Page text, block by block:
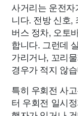
사거리는 운전
니다. 전방 신호,
버스 정차, 오토
합니다. 그런데
가리거나, 꼬리
경우가 적지 않
특히 우회전 사
터 우회전 일시